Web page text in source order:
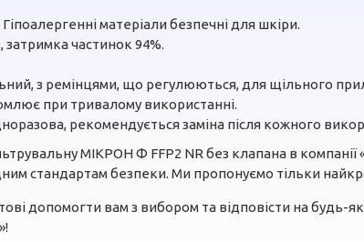
матеріали безпечні для шкіри.
затримка частинок 94%.
з ремінцями, що регулюються, для щільного
при тривалому використанні.
рекомендується заміна після кожного
МІКРОН Ф FFP2 NR без клапана в
стандартам безпеки. Ми пропонуємо тільки
допомогти вам з вибором та відповісти на будь-